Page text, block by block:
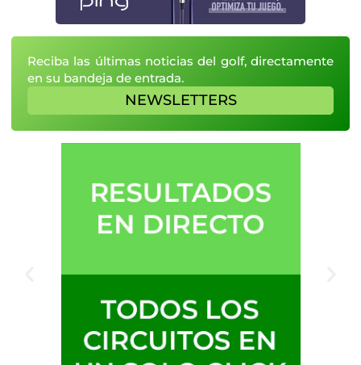
Reciba las últimas noticias del golf, directamente
en su bandeja de entrada.
NEWSLETTERS